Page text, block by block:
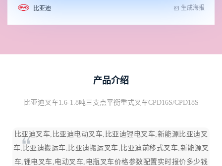
比亚迪 生成海报
产品介绍
比亚迪叉车1.6-1.8吨三支点平衡重式叉车CPD16S/CPD18S
比亚迪叉车,比亚迪电动叉车,比亚迪锂电叉车,新能源比亚迪叉
车,比亚迪搬运车,比亚迪搬运叉车,比亚迪前移式叉车,新能源叉
车,锂电叉车,电动叉车,电瓶叉车价格参数配置实时报价多少钱